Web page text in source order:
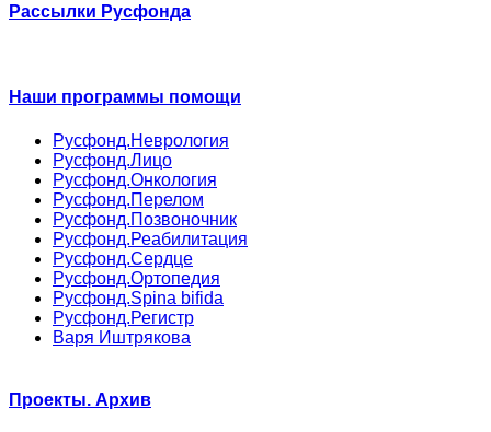
Рассылки Русфонда
Наши программы помощи
Русфонд.Неврология
Русфонд.Лицо
Русфонд.Онкология
Русфонд.Перелом
Русфонд.Позвоночник
Русфонд.Реабилитация
Русфонд.Сердце
Русфонд.Ортопедия
Русфонд.Spina bifida
Русфонд.Регистр
Варя Иштрякова
Проекты. Архив